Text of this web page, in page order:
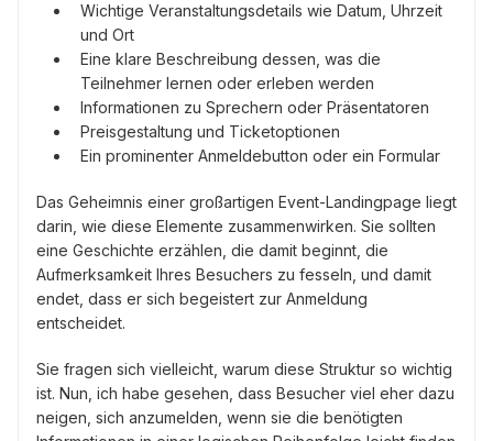
Wichtige Veranstaltungsdetails wie Datum, Uhrzeit
und Ort
Eine klare Beschreibung dessen, was die
Teilnehmer lernen oder erleben werden
Informationen zu Sprechern oder Präsentatoren
Preisgestaltung und Ticketoptionen
Ein prominenter Anmeldebutton oder ein Formular
Das Geheimnis einer großartigen Event-Landingpage liegt
darin, wie diese Elemente zusammenwirken. Sie sollten
eine Geschichte erzählen, die damit beginnt, die
Aufmerksamkeit Ihres Besuchers zu fesseln, und damit
endet, dass er sich begeistert zur Anmeldung
entscheidet.
Sie fragen sich vielleicht, warum diese Struktur so wichtig
ist. Nun, ich habe gesehen, dass Besucher viel eher dazu
neigen, sich anzumelden, wenn sie die benötigten